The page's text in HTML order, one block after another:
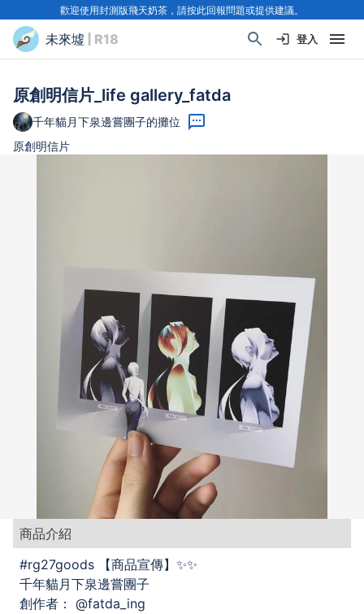
歡迎使用封測版飛天奶茶，請按此回報問題或提供建議。
未來墟 | R18 登入
原創明信片_life gallery_fatda
千年貓月下泉邊嘗團子的攤位
原創明信片
商品介紹
#rg27goods 【商品宣傳】✨✨
千年貓月下泉邊嘗團子
創作者： @fatda_ing